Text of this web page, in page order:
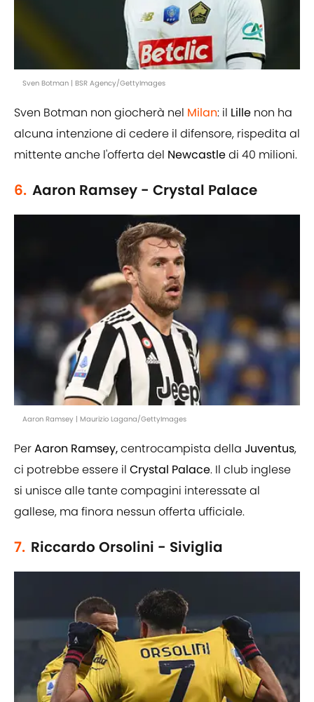
Sven Botman | BSR Agency/GettyImages
Sven Botman non giocherà nel Milan : il Lille
non ha
alcuna intenzione di cedere il difensore, rispedita al
mittente anche l'offerta del Newcastle di 40 milioni.
6. Aaron Ramsey - Crystal Palace
Aaron Ramsey | Maurizio Lagana/GettyImages
Per Aaron Ramsey, centrocampista della Juventus
ci potrebbe essere il Crystal Palace
. Il club inglese
si unisce alle tante compagini interessate al
gallese, ma finora nessun offerta ufficiale.
7. Riccardo Orsolini - Siviglia